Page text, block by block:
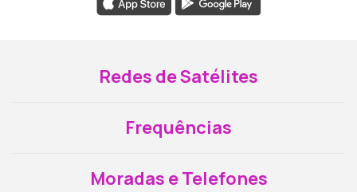
Redes de Satélites
Frequências
Moradas e Telefones